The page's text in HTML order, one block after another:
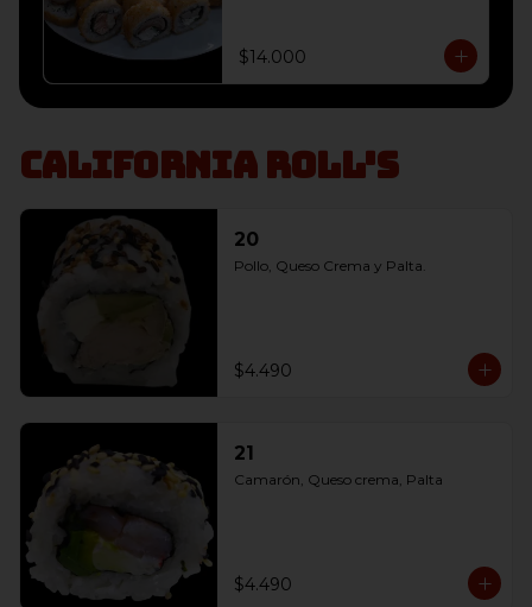
Cebollín envoltura panko,
10 Salmon, Queso Crema y
Cebollín envoltura panko
$14.000
California Roll's
20
Pollo, Queso Crema y Palta.
$4.490
21
Camarón, Queso crema, Palta
$4.490